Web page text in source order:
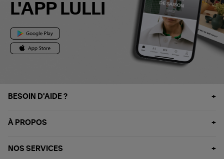
L'APP LULLI
BESOIN D'AIDE ?
À PROPOS
NOS SERVICES